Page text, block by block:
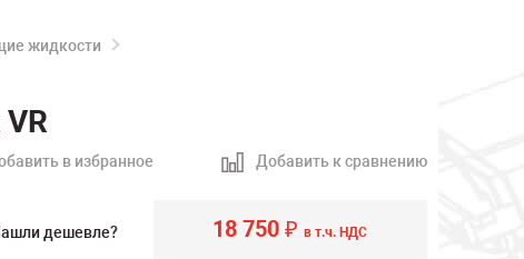
жидкости
в избранное Добавить к сравнению
дешевле? 18 750₽ в т.ч. НДС